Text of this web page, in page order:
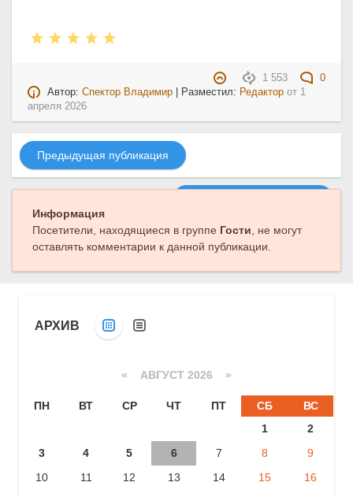
1 553
0
Автор:Спектор Владимир | Разместил: Редактор от 1
апреля 2026
Предыдущая публикация
Информация
Посетители, находящиеся в группе Гости, не могут
оставлять комментарии к данной публикации.
АРХИВ
« АВГУСТ 2026 »
ПН ВТ СР ЧТ ПТ СБ
ВС
1
2
3
4 5 6 7 8
9
10
11 12 13 14 15
16